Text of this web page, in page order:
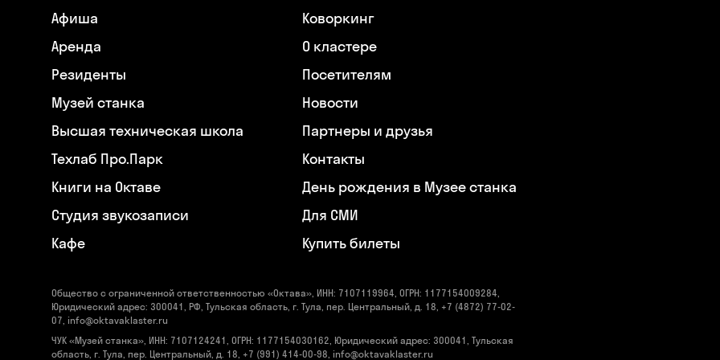
Афиша
Аренда
Резиденты
Музей станка
Высшая техническая школа
Техлаб Про.Парк
Книги на Октаве
Студия звукозаписи
Кафе
Коворкинг
О кластере
Посетителям
Новости
Партнеры и друзья
Контакты
День рождения в Музее станка
Для СМИ
Купить билеты
Общество с ограниченной ответственностью «Октава», ИНН: 7107119964, ОГРН: 1177154009284,
Юридический адрес: 300041, РФ, Тульская область, г. Тула, пер. Центральный, д. 18, +7 (4872) 77-02-
07, info@oktavaklaster.ru
ЧУК «Музей станка», ИНН: 7107124241, ОГРН: 1177154030162, Юридический адрес: 300041, Тульская
область, г. Тула, пер. Центральный, д. 18, +7 (991) 414-00-98, info@oktavaklaster.ru